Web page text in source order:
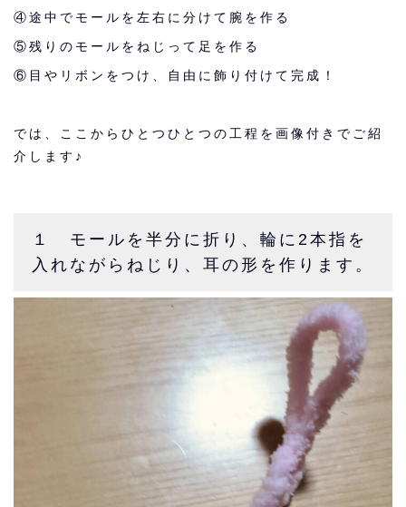
④途中でモールを左右に分けて腕を作る
⑤残りのモールをねじって足を作る
⑥目やリボンをつけ、自由に飾り付けて完成！
では、ここからひとつひとつの工程を画像付きでご紹
介します♪
１ モールを半分に折り、輪に2本指を
入れながらねじり、耳の形を作ります。